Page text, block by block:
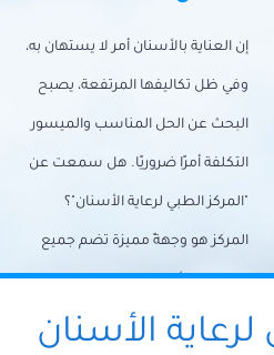
إن العناية بالأسنان أمر لا يستهان به،
وفي ظل تكاليفها المرتفعة، يصبح
البحث عن الحل المناسب والميسور
التكلفة أمرًا ضروريًا. هل سمعت عن
"المركز الطبي لرعاية الأسنان"؟
المركز هو وجهةً مميزة تضم جميع
احتياجات الأسنان تحت سقف واحد،
وتضمن لك حلاً شاملًا لجميع
لرعاية الأسنان